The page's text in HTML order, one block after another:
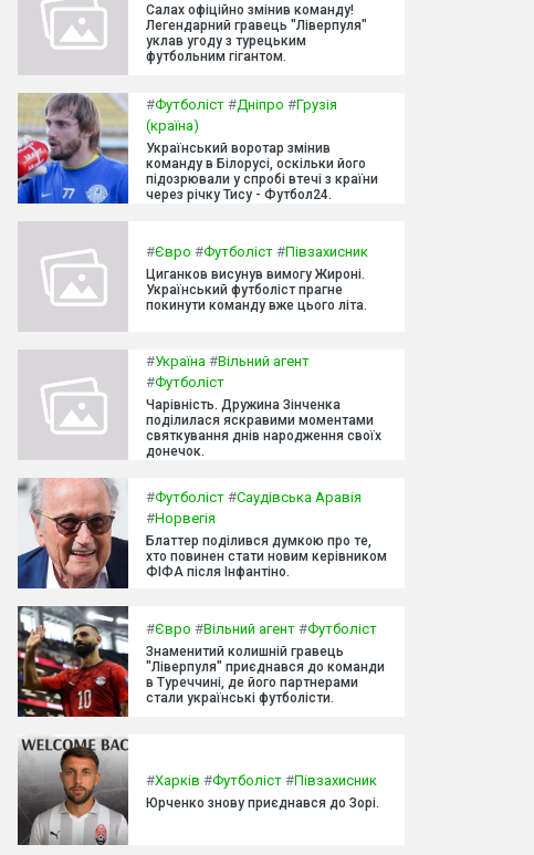
Салах офіційно змінив команду!
Легендарний гравець "Ліверпуля"
уклав угоду з турецьким
футбольним гігантом.
#Футболіст #Дніпро #Грузія
(країна)
Український воротар змінив
команду в Білорусі, оскільки його
підозрювали у спробі втечі з країни
через річку Тису - Футбол24.
#Євро #Футболіст #Півзахисник
Циганков висунув вимогу Жироні.
Український футболіст прагне
покинути команду вже цього літа.
#Україна #Вільний агент
#Футболіст
Чарівність. Дружина Зінченка
поділилася яскравими моментами
святкування днів народження своїх
донечок.
#Футболіст #Саудівська Аравія
#Норвегія
Блаттер поділився думкою про те,
хто повинен стати новим керівником
ФІФА після Інфантіно.
#Євро #Вільний агент #Футболіст
Знаменитий колишній гравець
"Ліверпуля" приєднався до команди
в Туреччині, де його партнерами
стали українські футболісти.
#Харків #Футболіст #Півзахисник
Юрченко знову приєднався до Зорі.